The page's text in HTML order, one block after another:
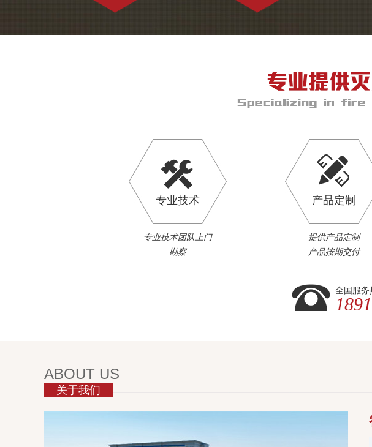
专业技术
专业技术团队上门
勘察
产品定制
提供产品定制
产品按期交付
全国服务
ABOUT US
关于我们